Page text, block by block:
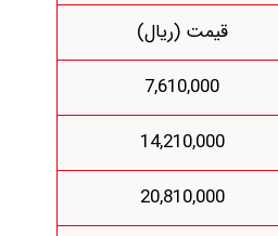
قیمت (ریال)
7,610,000
14,210,000
20,810,000